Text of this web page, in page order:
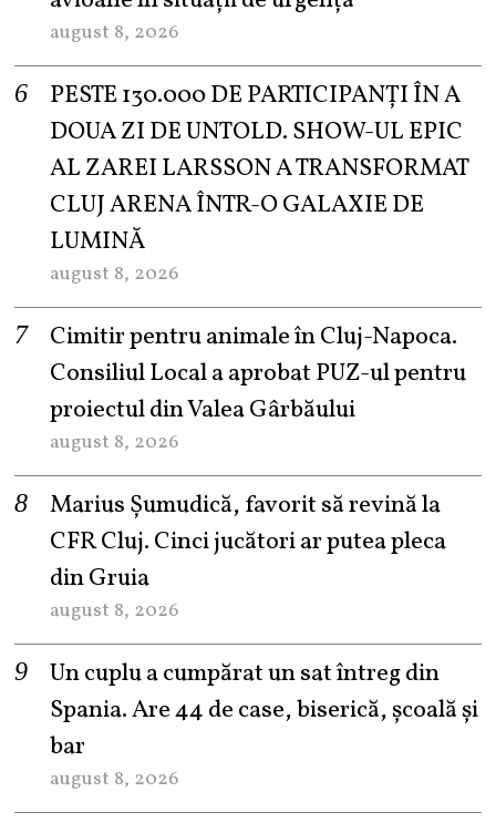
august 8, 2026
PESTE 130.000 DE PARTICIPANȚI ÎN A
DOUA ZI DE UNTOLD. SHOW-UL EPIC
AL ZAREI LARSSON A TRANSFORMAT
CLUJ ARENA ÎNTR-O GALAXIE DE
LUMINĂ
august 8, 2026
Cimitir pentru animale în Cluj-Napoca.
Consiliul Local a aprobat PUZ-ul pentru
proiectul din Valea Gârbăului
august 8, 2026
Marius Șumudică, favorit să revină la
CFR Cluj. Cinci jucători ar putea pleca
din Gruia
august 8, 2026
Un cuplu a cumpărat un sat întreg din
Spania. Are 44 de case, biserică, școală și
bar
august 8, 2026